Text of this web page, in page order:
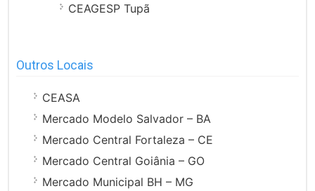
CEAGESP Tupã
Outros Locais
CEASA
Mercado Modelo Salvador – BA
Mercado Central Fortaleza – CE
Mercado Central Goiânia – GO
Mercado Municipal BH – MG